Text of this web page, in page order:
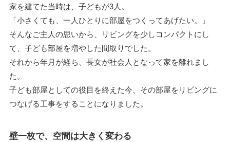
家を建てた当時は、子どもが3人。
「小さくても、一人ひとりに部屋をつくってあげたい。」
そんなご主人の思いから、リビングを少しコンパクトにし
て、子ども部屋を増やした間取りでした。
それから年月が経ち、長女が社会人となって家を離れまし
た。
子ども部屋としての役目を終えた今、その部屋をリビングに
つなげる工事をすることになりました。
壁一枚で、空間は大きく変わる